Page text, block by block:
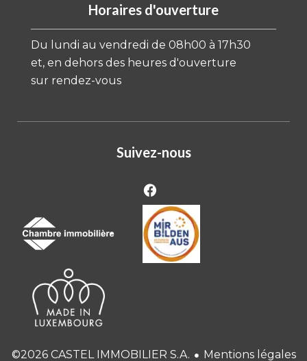
Horaires d'ouverture
Du lundi au vendredi de 08h00 à 17h30
et, en dehors des heures d'ouverture
sur rendez-vous
Suivez-nous
©2026 CASTEL IMMOBILIER S.A. Mentions légales